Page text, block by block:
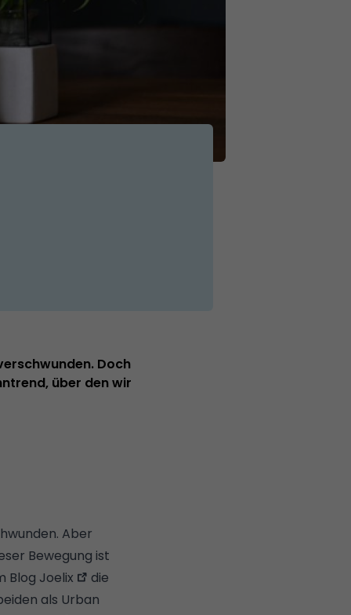
Doch
über den wir
Aber
Bewegung ist
Blog Joelix
die
als Urban